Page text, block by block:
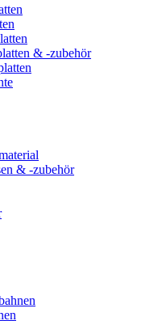
& -zubehör
& -zubehör